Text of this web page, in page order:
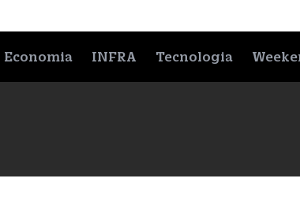
Economia INFRA Tecnologia